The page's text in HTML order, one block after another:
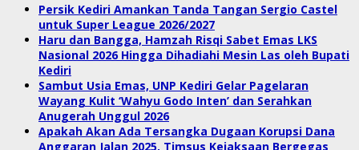
Persik Kediri Amankan Tanda Tangan Sergio Castel
untuk Super League 2026/2027
Haru dan Bangga, Hamzah Risqi Sabet Emas LKS
Nasional 2026 Hingga Dihadiahi Mesin Las oleh Bupati
Kediri
Sambut Usia Emas, UNP Kediri Gelar Pagelaran
Wayang Kulit ‘Wahyu Godo Inten’ dan Serahkan
Anugerah Unggul 2026
Apakah Akan Ada Tersangka Dugaan Korupsi Dana
Anggaran Jalan 2025, Timsus Kejaksaan Bergegas